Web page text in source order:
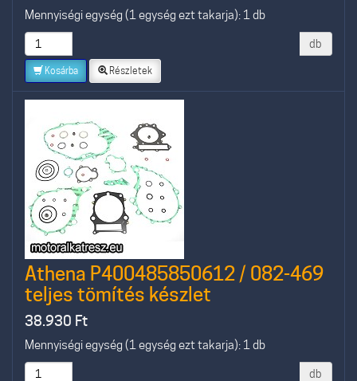
Mennyiségi egység (1 egység ezt takarja): 1 db
db
Kosárba Részletek
Athena P400485850612 / 082-469
teljes tömítés készlet
38.930 Ft
Mennyiségi egység (1 egység ezt takarja): 1 db
db